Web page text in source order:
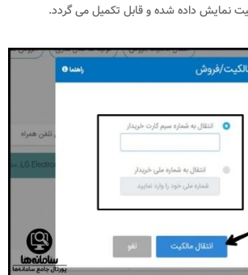
نمایش داده شده و قابل تکمیل می گردد.